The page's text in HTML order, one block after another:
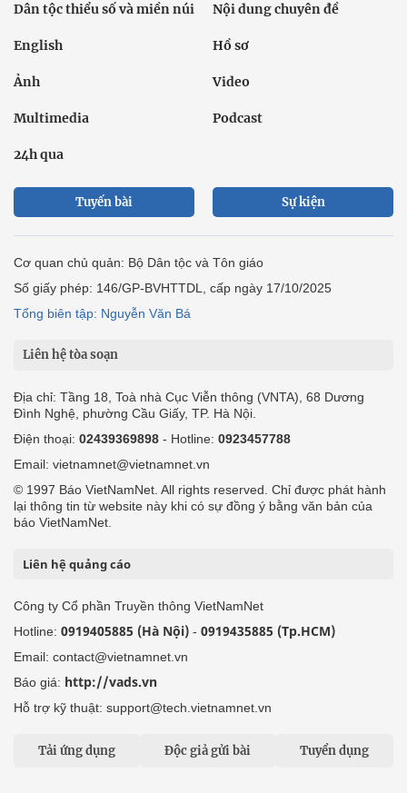
Dân tộc thiểu số và miền núi Nội dung chuyên đề
English Hồ sơ
Ảnh Video
Multimedia Podcast
24h qua
Tuyến bài Sự kiện
Cơ quan chủ quản: Bộ Dân tộc và Tôn giáo
Số giấy phép: 146/GP-BVHTTDL, cấp ngày 17/10/2025
Tổng biên tập: Nguyễn Văn Bá
Liên hệ tòa soạn
Địa chỉ: Tầng 18, Toà nhà Cục Viễn thông (VNTA), 68 Dương
Đình Nghệ, phường Cầu Giấy, TP. Hà Nội.
Điện thoại: 02439369898 - Hotline: 0923457788
Email: vietnamnet@vietnamnet.vn
© 1997 Báo VietNamNet. All rights reserved. Chỉ được phát hành
lại thông tin từ website này khi có sự đồng ý bằng văn bản của
báo VietNamNet.
Liên hệ quảng cáo
Công ty Cổ phần Truyền thông VietNamNet
Hotline: 0919405885 (Hà Nội) - 0919435885 (Tp.HCM)
Email: contact@vietnamnet.vn
Báo giá: http://vads.vn
Hỗ trợ kỹ thuật: support@tech.vietnamnet.vn
Tải ứng dụng Độc giả gửi bài Tuyển dụng